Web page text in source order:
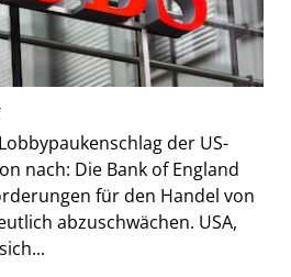
der US-
nach: Die Bank of England
für den Handel von
abzuschwächen. USA,